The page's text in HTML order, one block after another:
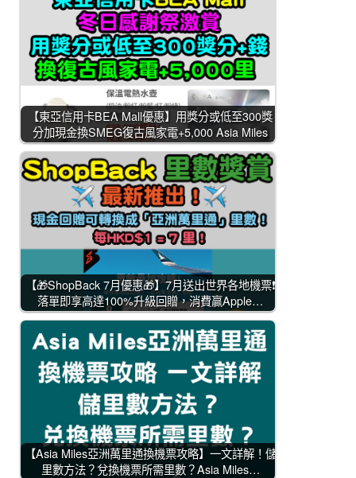
【東亞信用卡BEA Mall優惠】用獎分或低至300獎
分加現金換SMEG復古風家電+5,000 Asia Miles
【🎁ShopBack 7月優惠🎁】7月送出世界各地機票❗
落單即享高達100%升級回贈，消費贏Apple…
【Asia Miles亞洲萬里通換機票攻略】一文詳解！儲
里數方法？兌換機票所需里數？Asia Miles…